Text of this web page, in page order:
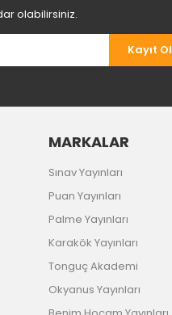
olabilirsiniz.
Kayıt Ol
MARKALAR
Sınav Yayınları
Puan Yayınları
Palme Yayınları
Karakök Yayınları
Tonguç Akademi
Okyanus Yayınları